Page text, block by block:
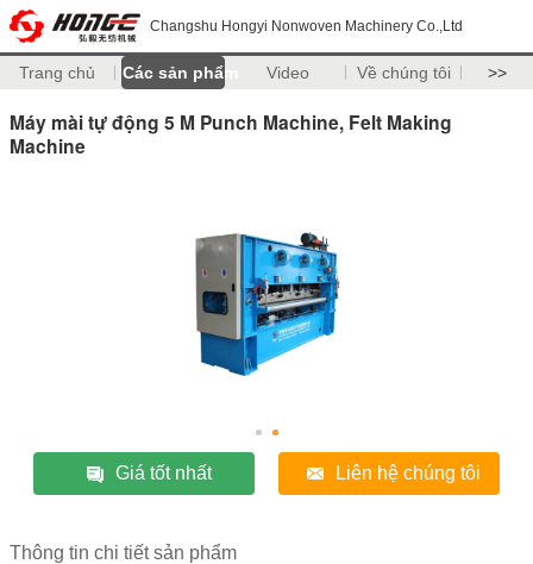
Changshu Hongyi Nonwoven Machinery Co.,Ltd
Trang chủ Các sản phẩm Video Về chúng tôi >>
Máy mài tự động 5 M Punch Machine, Felt Making
Machine
Giá tốt nhất Liên hệ chúng tôi
Thông tin chi tiết sản phẩm